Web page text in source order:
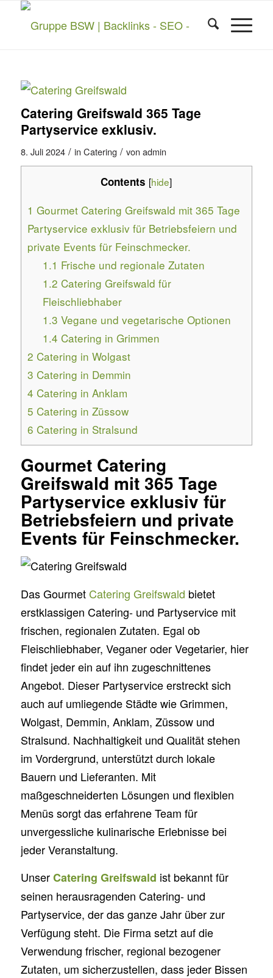
Catering Greifswald 365 Tage
Partyservice exklusiv.
8. Juli 2024 / in Catering / von admin
Contents [hide]
1 Gourmet Catering Greifswald mit 365 Tage
Partyservice exklusiv für Betriebsfeiern und
private Events für Feinschmecker.
1.1 Frische und regionale Zutaten
1.2 Catering Greifswald für
Fleischliebhaber
1.3 Vegane und vegetarische Optionen
1.4 Catering in Grimmen
2 Catering in Wolgast
3 Catering in Demmin
4 Catering in Anklam
5 Catering in Züssow
6 Catering in Stralsund
Gourmet Catering
Greifswald mit 365 Tage
Partyservice exklusiv für
Betriebsfeiern und private
Events für Feinschmecker.
Das Gourmet Catering Greifswald bietet
erstklassigen Catering- und Partyservice mit
frischen, regionalen Zutaten. Egal ob
Fleischliebhaber, Veganer oder Vegetarier, hier
findet jeder ein auf ihn zugeschnittenes
Angebot. Dieser Partyservice erstreckt sich
auch auf umliegende Städte wie Grimmen,
Wolgast, Demmin, Anklam, Züssow und
Stralsund. Nachhaltigkeit und Qualität stehen
im Vordergrund, unterstützt durch lokale
Bauern und Lieferanten. Mit
maßgeschneiderten Lösungen und flexiblen
Menüs sorgt das erfahrene Team für
unvergessliche kulinarische Erlebnisse bei
jeder Veranstaltung.
UnserCatering Greifswald ist bekannt für
seinen herausragenden Catering- und
Partyservice, der das ganze Jahr über zur
Verfügung steht. Die Firma setzt auf die
Verwendung frischer, regional bezogener
Zutaten, um sicherzustellen, dass jeder Bissen